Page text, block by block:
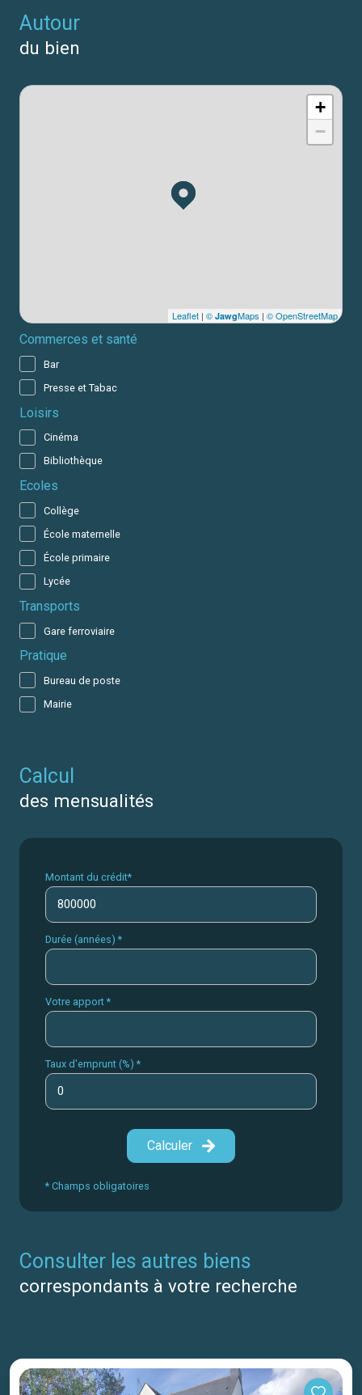
autour
du bien
+
−
Leaflet | © JawgMaps | © OpenStreetMap
Commerces et santé
Bar
Presse et Tabac
Loisirs
Cinéma
Bibliothèque
Ecoles
Collège
École maternelle
École primaire
Lycée
Transports
Gare ferroviaire
Pratique
Bureau de poste
Mairie
calcul
des mensualités
Montant du crédit*
Durée (années) *
Votre apport *
Taux d'emprunt (%) *
Calculer
* Champs obligatoires
consulter les autres biens
correspondants à votre recherche